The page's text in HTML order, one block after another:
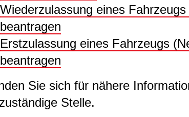
Wiederzulassung eines
beantragen
Erstzulassung eines Fahrzeugs
beantragen
Sie sich für nähere
Stelle.